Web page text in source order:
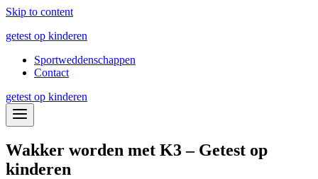
Skip to content
getest op kinderen
Sportweddenschappen
Contact
getest op kinderen
Wakker worden met K3 – Getest op
kinderen